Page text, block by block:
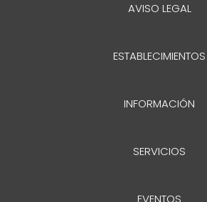
ESTABLECIMIENTOS
INFORMACIÓN
SERVICIOS
EVENTOS
AVISO LEGAL